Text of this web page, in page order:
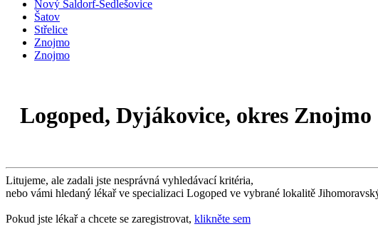
Nový Šaldorf-Sedlešovice
Šatov
Střelice
Znojmo
Znojmo
Logoped, Dyjákovice, okres Znojmo
Litujeme, ale zadali jste nesprávná vyhledávací kritéria,
nebo vámi hledaný lékař ve specializaci Logoped ve vybrané lokalitě
Pokud jste lékař a chcete se zaregistrovat, klikněte sem